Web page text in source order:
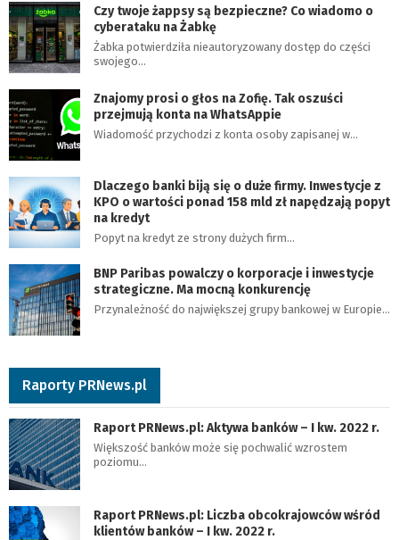
Czy twoje żappsy są bezpieczne? Co wiadomo o
cyberataku na Żabkę
Żabka potwierdziła nieautoryzowany dostęp do części
swojego…
Znajomy prosi o głos na Zofię. Tak oszuści
przejmują konta na WhatsAppie
Wiadomość przychodzi z konta osoby zapisanej w…
Dlaczego banki biją się o duże firmy. Inwestycje z
KPO o wartości ponad 158 mld zł napędzają popyt
na kredyt
Popyt na kredyt ze strony dużych firm…
BNP Paribas powalczy o korporacje i inwestycje
strategiczne. Ma mocną konkurencję
Przynależność do największej grupy bankowej w Europie…
Raporty PRNews.pl
Raport PRNews.pl: Aktywa banków – I kw. 2022 r.
Większość banków może się pochwalić wzrostem
poziomu…
Raport PRNews.pl: Liczba obcokrajowców wśród
klientów banków – I kw. 2022 r.